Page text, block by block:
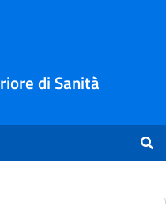
di Sanità
-